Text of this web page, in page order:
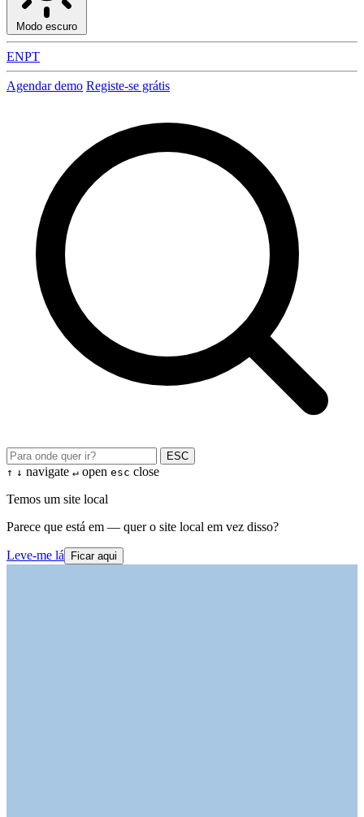
Modo escuro
ENPT
Agendar demo Registe-se grátis
ESC
↑ ↓ navigate ↵ open esc close
Temos um site local
Parece que está em — quer o site local em vez disso?
Leve-me lá Ficar aqui